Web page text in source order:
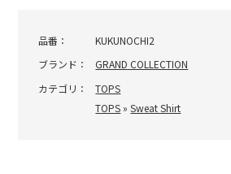
品番：
KUKUNOCHI2
ブランド：
GRAND COLLECTION
カテゴリ：
TOPS
TOPS »Sweat Shirt